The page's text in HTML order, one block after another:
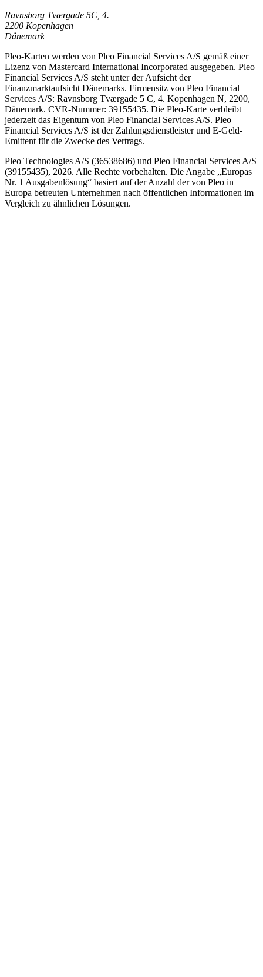
Ravnsborg Tværgade 5C, 4.
2200 Kopenhagen
Dänemark
Pleo-Karten werden von Pleo Financial Services A/S gemäß einer
Lizenz von Mastercard International Incorporated ausgegeben. Pleo
Financial Services A/S steht unter der Aufsicht der
Finanzmarktaufsicht Dänemarks. Firmensitz von Pleo Financial
Services A/S: Ravnsborg Tværgade 5 C, 4. Kopenhagen N, 2200,
Dänemark. CVR-Nummer: 39155435. Die Pleo-Karte verbleibt
jederzeit das Eigentum von Pleo Financial Services A/S. Pleo
Financial Services A/S ist der Zahlungsdienstleister und E-Geld-
Emittent für die Zwecke des Vertrags.
Pleo Technologies A/S (36538686) und Pleo Financial Services A/S
(39155435), 2026. Alle Rechte vorbehalten. Die Angabe „Europas
Nr. 1 Ausgabenlösung“ basiert auf der Anzahl der von Pleo in
Europa betreuten Unternehmen nach öffentlichen Informationen im
Vergleich zu ähnlichen Lösungen.